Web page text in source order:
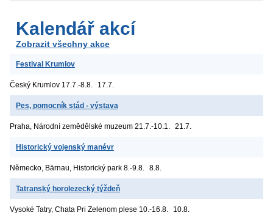
Kalendář akcí
Zobrazit všechny akce
Festival Krumlov
Český Krumlov 17.7.-8.8. 17.7.
Pes, pomocník stád - výstava
Praha, Národní zemědělské muzeum 21.7.-10.1. 21.7.
Historický vojenský manévr
Německo, Bärnau, Historický park 8.-9.8. 8.8.
Tatranský horolezecký týždeň
Vysoké Tatry, Chata Pri Zelenom plese 10.-16.8. 10.8.